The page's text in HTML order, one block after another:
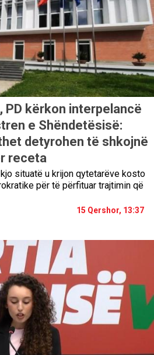
PD kërkon interpelancë
e Shëndetësisë:
detyrohen të shkojnë
receta
situatë u krijon qytetarëve kosto
për të përfituar trajtimin që
15 Qershor, 13:37